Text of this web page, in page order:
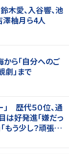
木愛、入谷響、池
澤柚月ら4人
ら「自分へのご
劇」まで
歴代５０位、通
は好発進「嫌だっ
もう少し？頑張り